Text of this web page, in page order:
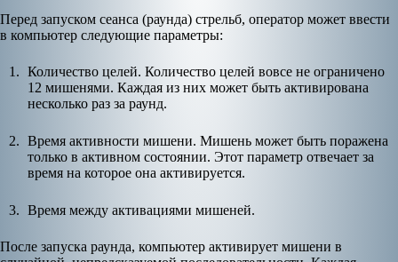
Перед запуском сеанса (раунда) стрельб, оператор может ввести
в компьютер следующие параметры:
Количество целей. Количество целей вовсе не ограничено
12 мишенями. Каждая из них может быть активирована
несколько раз за раунд.
Время активности мишени. Мишень может быть поражена
только в активном состоянии. Этот параметр отвечает за
время на которое она активируется.
Время между активациями мишеней.
После запуска раунда, компьютер активирует мишени в